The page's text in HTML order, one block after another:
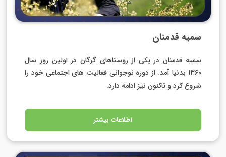
سمیه قدمنان
سمیه قدمنان در یکی از روستاهای گرگان در اولین روز سال
1360 بدنیا آمد. از دوره نوجوانی فعالیت های اجتماعی خود را
شروع کرد و تاکنون نیز ادامه دارد.
اطلاعات بیشتر